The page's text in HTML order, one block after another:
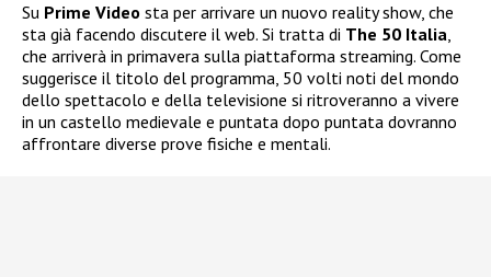
Su Prime Video sta per arrivare un nuovo reality show, che
sta già facendo discutere il web. Si tratta di The 50 Italia,
che arriverà in primavera sulla piattaforma streaming. Come
suggerisce il titolo del programma, 50 volti noti del mondo
dello spettacolo e della televisione si ritroveranno a vivere
in un castello medievale e puntata dopo puntata dovranno
affrontare diverse prove fisiche e mentali.